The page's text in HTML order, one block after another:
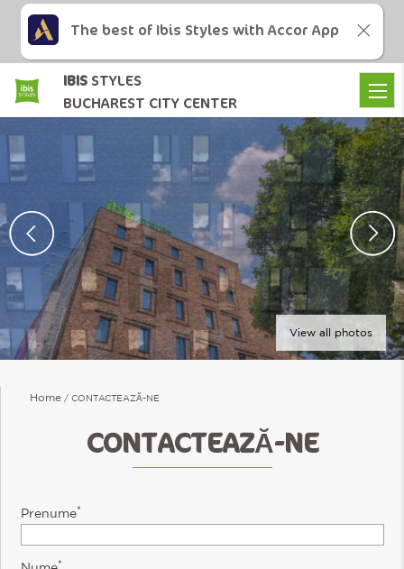
View all photos
Home CONTACTEAZĂ-NE
CONTACTEAZĂ-NE
Prenume*
*
IBIS STYLES
BUCHAREST CITY CENTER
The best of Ibis Styles with Accor App